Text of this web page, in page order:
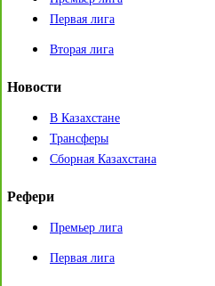
Первая лига
Вторая лига
Новости
В Казахстане
Трансферы
Сборная Казахстана
Рефери
Премьер лига
Первая лига